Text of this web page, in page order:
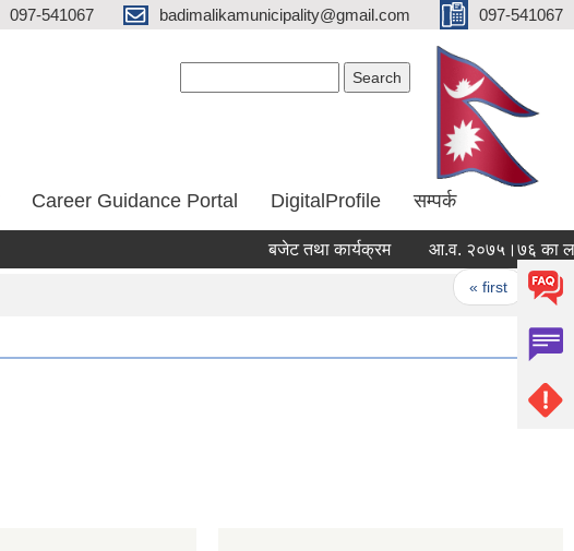
097-541067 badimalikamunicipality@gmail.com 097-541067
Career Guidance Portal DigitalProfile सम्पर्क
बजेट तथा कार्यक्रम आ.व. २०७५।७६ का लागि
« first ‹